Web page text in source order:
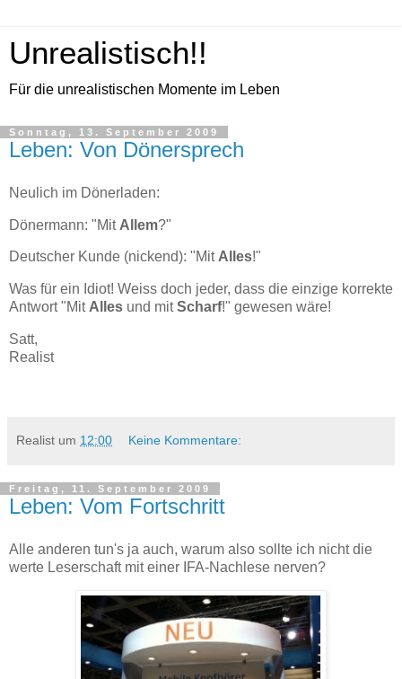
Unrealistisch!!
Für die unrealistischen Momente im Leben
Sonntag, 13. September 2009
Leben: Von Dönersprech
Neulich im Dönerladen:
Dönermann: "Mit Allem?"
Deutscher Kunde (nickend): "MitAlles!"
Was für ein Idiot! Weiss doch jeder, dass die einzige korrekte
Antwort "Mit Alles und mitScharf!" gewesen wäre!
Satt,
Realist
Realist um 12:00 Keine Kommentare:
Freitag, 11. September 2009
Leben: Vom Fortschritt
Alle anderen tun's ja auch, warum also sollte ich nicht die
werte Leserschaft mit einer IFA-Nachlese nerven?